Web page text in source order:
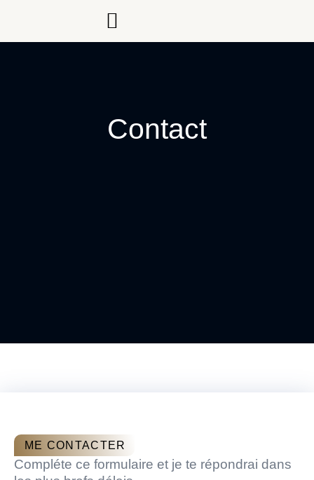
Contact
ME CONTACTER
Compléte ce formulaire et je te répondrai dans